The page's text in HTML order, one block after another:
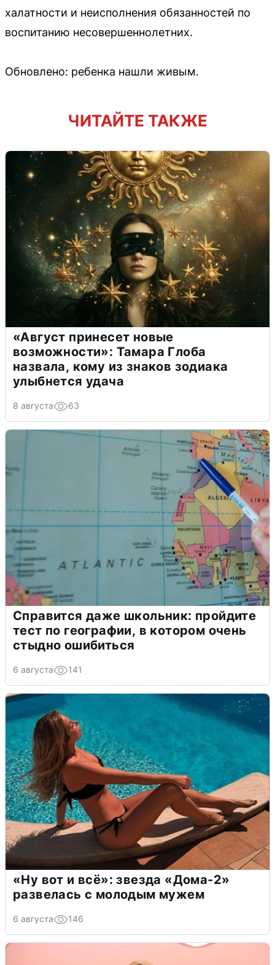
халатности и неисполнения обязанностей по
воспитанию несовершеннолетних.
Обновлено: ребенка нашли живым.
ЧИТАЙТЕ ТАКЖЕ
«Август принесет новые
возможности»: Тамара Глоба
назвала, кому из знаков зодиака
улыбнется удача
8 августа 63
Справится даже школьник: пройдите
тест по географии, в котором очень
стыдно ошибиться
6 августа 141
«Ну вот и всё»: звезда «Дома-2»
развелась с молодым мужем
6 августа 146